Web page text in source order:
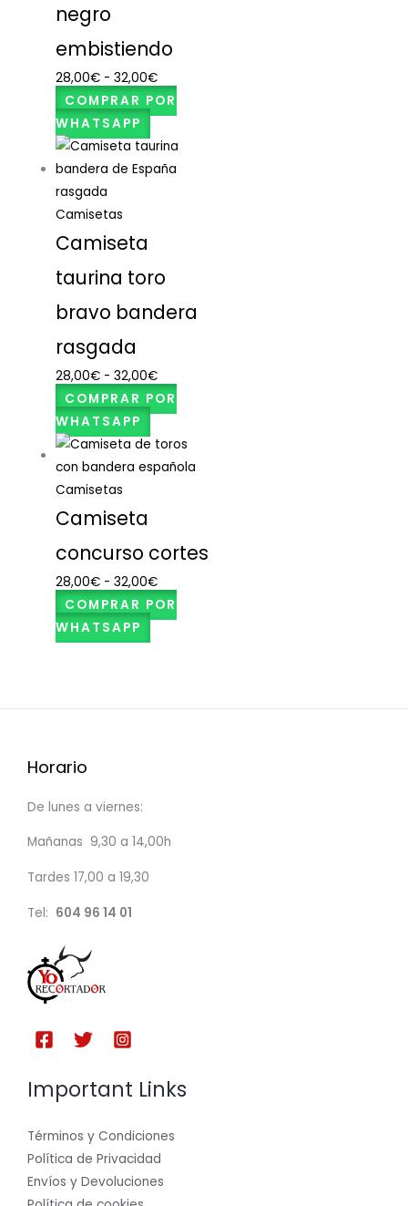
negro
embistiendo
28,00€ - 32,00€
COMPRAR POR
WHATSAPP
Camisetas
Camiseta
taurina toro
bravo bandera
rasgada
28,00€ - 32,00€
COMPRAR POR
WHATSAPP
Camisetas
Camiseta
concurso cortes
28,00€ - 32,00€
COMPRAR POR
WHATSAPP
Horario
De lunes a viernes:
Mañanas 9,30 a 14,00h
Tardes 17,00 a 19,30
Tel: 604 96 14 01
Important Links
Términos y Condiciones
Política de Privacidad
Envíos y Devoluciones